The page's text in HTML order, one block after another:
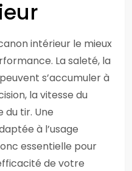
intérieur le mieux
La saleté, la
s’accumuler à
la vitesse du
tir. Une
à l’usage
essentielle pour
de votre